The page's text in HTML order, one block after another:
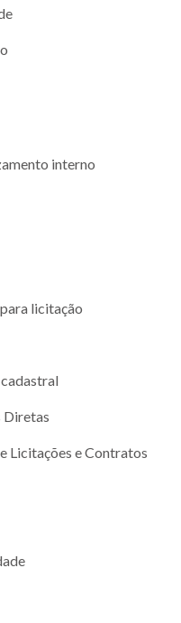
interno
licitação
Diretas
Licitações e Contratos